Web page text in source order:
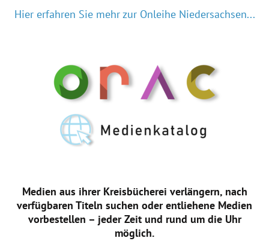
Hier erfahren Sie mehr zur Onleihe Niedersachsen...
Medien aus ihrer Kreisbücherei verlängern, nach
verfügbaren Titeln suchen oder entliehene Medien
vorbestellen – jeder Zeit und rund um die Uhr
möglich.